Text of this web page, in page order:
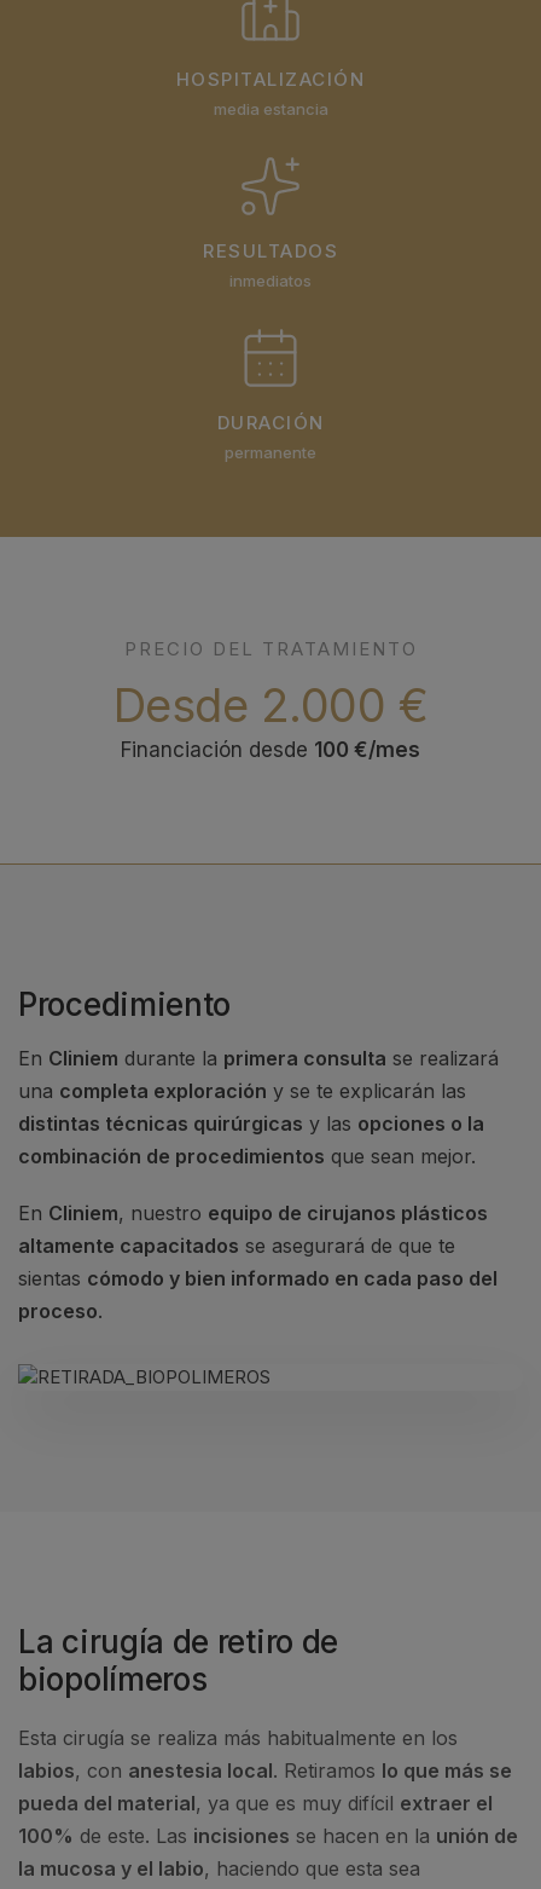
HOSPITALIZACIÓN
media estancia
RESULTADOS
inmediatos
DURACIÓN
permanente
PRECIO DEL TRATAMIENTO
Desde 2.000 €
Financiación desde 100 €/mes
Procedimiento
En Cliniem durante la primera consulta se realizará
una completa exploración y se te explicarán las
distintas técnicas quirúrgicas y las opciones o la
combinación de procedimientos que sean mejor.
En Cliniem, nuestro equipo de cirujanos plásticos
altamente capacitados se asegurará de que te
sientas cómodo y bien informado en cada paso del
proceso.
La cirugía de retiro de
biopolímeros
Esta cirugía se realiza más habitualmente en los
labios, con anestesia local. Retiramos lo que más se
pueda del material, ya que es muy difícil extraer el
100% de este. Las incisiones se hacen en la unión de
la mucosa y el labio, haciendo que esta sea